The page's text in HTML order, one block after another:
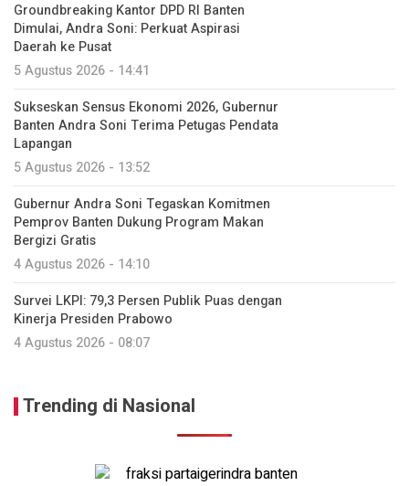
Groundbreaking Kantor DPD RI Banten
Dimulai, Andra Soni: Perkuat Aspirasi
Daerah ke Pusat
5 Agustus 2026 - 14:41
Sukseskan Sensus Ekonomi 2026, Gubernur
Banten Andra Soni Terima Petugas Pendata
Lapangan
5 Agustus 2026 - 13:52
Gubernur Andra Soni Tegaskan Komitmen
Pemprov Banten Dukung Program Makan
Bergizi Gratis
4 Agustus 2026 - 14:10
Survei LKPI: 79,3 Persen Publik Puas dengan
Kinerja Presiden Prabowo
4 Agustus 2026 - 08:07
Trending di Nasional